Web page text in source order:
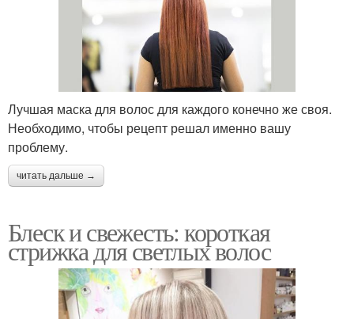
Лучшая маска для волос для каждого конечно же своя.
Необходимо, чтобы рецепт решал именно вашу
проблему.
читать дальше →
Блеск и свежесть: короткая
стрижка для светлых волос